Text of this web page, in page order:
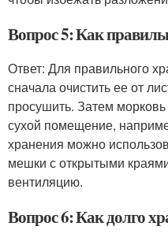
Вопрос 5: Как
Ответ: Для правильного
сначала очистить ее от
просушить. Затем
сухой помещение,
хранения можно
мешки с открытыми
вентиляцию.
Вопрос 6: Как долго